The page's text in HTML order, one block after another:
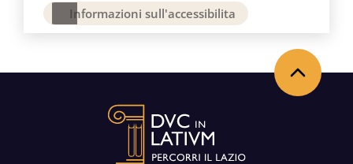
Informazioni sull'accessibilita
Back to the top